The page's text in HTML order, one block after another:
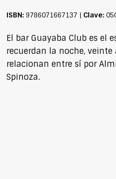
ISBN: 9786071667137 | Clave:
El bar Guayaba Club es el
recuerdan la noche, veinte
relacionan entre sí por
Spinoza.